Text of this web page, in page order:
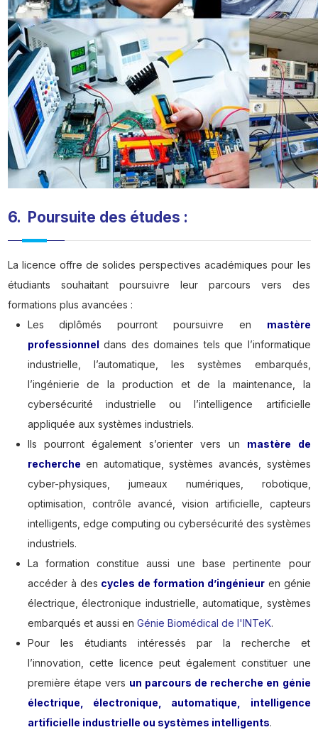
6. Poursuite des études :
La licence offre de solides perspectives académiques pour les
étudiants souhaitant poursuivre leur parcours vers des
formations plus avancées :
Les diplômés pourront poursuivre en mastère
professionnel dans des domaines tels que l’informatique
industrielle, l’automatique, les systèmes embarqués,
l’ingénierie de la production et de la maintenance, la
cybersécurité industrielle ou l’intelligence artificielle
appliquée aux systèmes industriels.
Ils pourront également s’orienter vers un mastère de
recherche en automatique, systèmes avancés, systèmes
cyber-physiques, jumeaux numériques, robotique,
optimisation, contrôle avancé, vision artificielle, capteurs
intelligents, edge computing ou cybersécurité des systèmes
industriels.
La formation constitue aussi une base pertinente pour
accéder à des cycles de formation d’ingénieuren génie
électrique, électronique industrielle, automatique, systèmes
embarqués et aussi en Génie Biomédical de l'INTeK.
Pour les étudiants intéressés par la recherche et
l’innovation, cette licence peut également constituer une
première étape vers un parcours de recherche en génie
électrique, électronique, automatique, intelligence
artificielle industrielle ou systèmes intelligents.